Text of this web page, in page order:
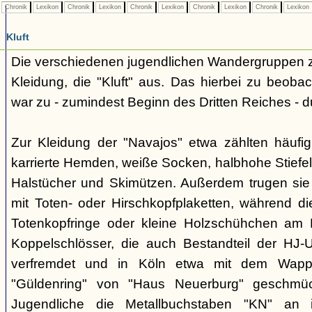
Chronik Lexikon Chronik Lexikon Chronik Lexikon Chronik Lexikon Chronik Lexikon
Kluft
Die verschiedenen jugendlichen Wandergruppen
Kleidung, die "Kluft" aus. Das hierbei zu
war zu - zumindest Beginn des Dritten Reiches -
Zur Kleidung der "Navajos" etwa zählten
karrierte Hemden, weiße Socken, halbhohe
Halstücher und Skimützen. Außerdem trugen
mit Toten- oder Hirschkopfplaketten, während
Totenkopfringe oder kleine Holzschühchen am
Koppelschlösser, die auch Bestandteil der HJ-
verfremdet und in Köln etwa mit dem
"Güldenring" von "Haus Neuerburg"
Jugendliche die Metallbuchstaben "KN"